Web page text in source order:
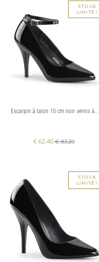
STOCK
LIMITÉ !
Escarpin à talon 10 cm noir vernis à...
€ 62.40 € 83.20
STOCK
LIMITÉ !